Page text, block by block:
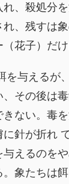
、殺処分
、残すは
花子）だけ
を与えるが
その後は
ない。毒
に針が折れ
えるのを
。象たちは